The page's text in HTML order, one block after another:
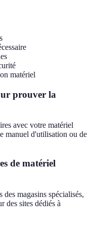
matériel
prouver la
avec votre matériel
manuel d'utilisation ou de
de matériel
des magasins spécialisés,
des sites dédiés à